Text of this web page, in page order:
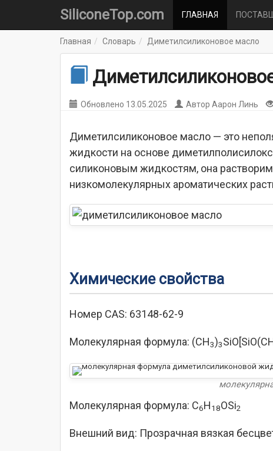
SiliconeTop.com ГЛАВНАЯ
Главная Словарь Диметилсиликоновое масло
Обновлено 13.05.2025 Автор Аарон Линь
Диметилсиликоновое масло — это
жидкости на основе
силиконовым жидкостям, она
низкомолекулярных ароматических
Химические свойства
Номер CAS: 63148-62-9
Молекулярная формула: (CH3)3
Молекулярная формула: C6H18OSi2
Внешний вид: Прозрачная вязкая